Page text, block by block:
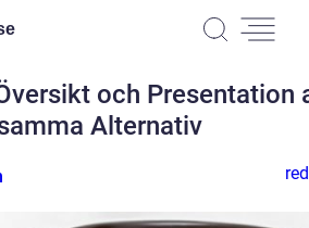
och Presentation
Alternativ